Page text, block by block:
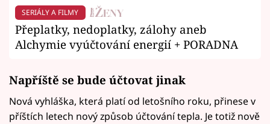
SERIÁLY A FILMY
Přeplatky, nedoplatky, zálohy aneb
Alchymie vyúčtování energií + PORADNA
Napříště se bude účtovat jinak
Nová vyhláška, která platí od letošního roku, přinese v
příštích letech nový způsob účtování tepla. Je totiž nově